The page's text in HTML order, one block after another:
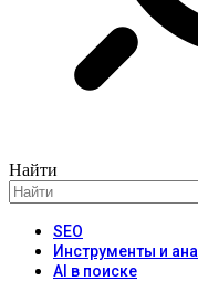
Найти
SEO
Инструменты и
AI в поиске